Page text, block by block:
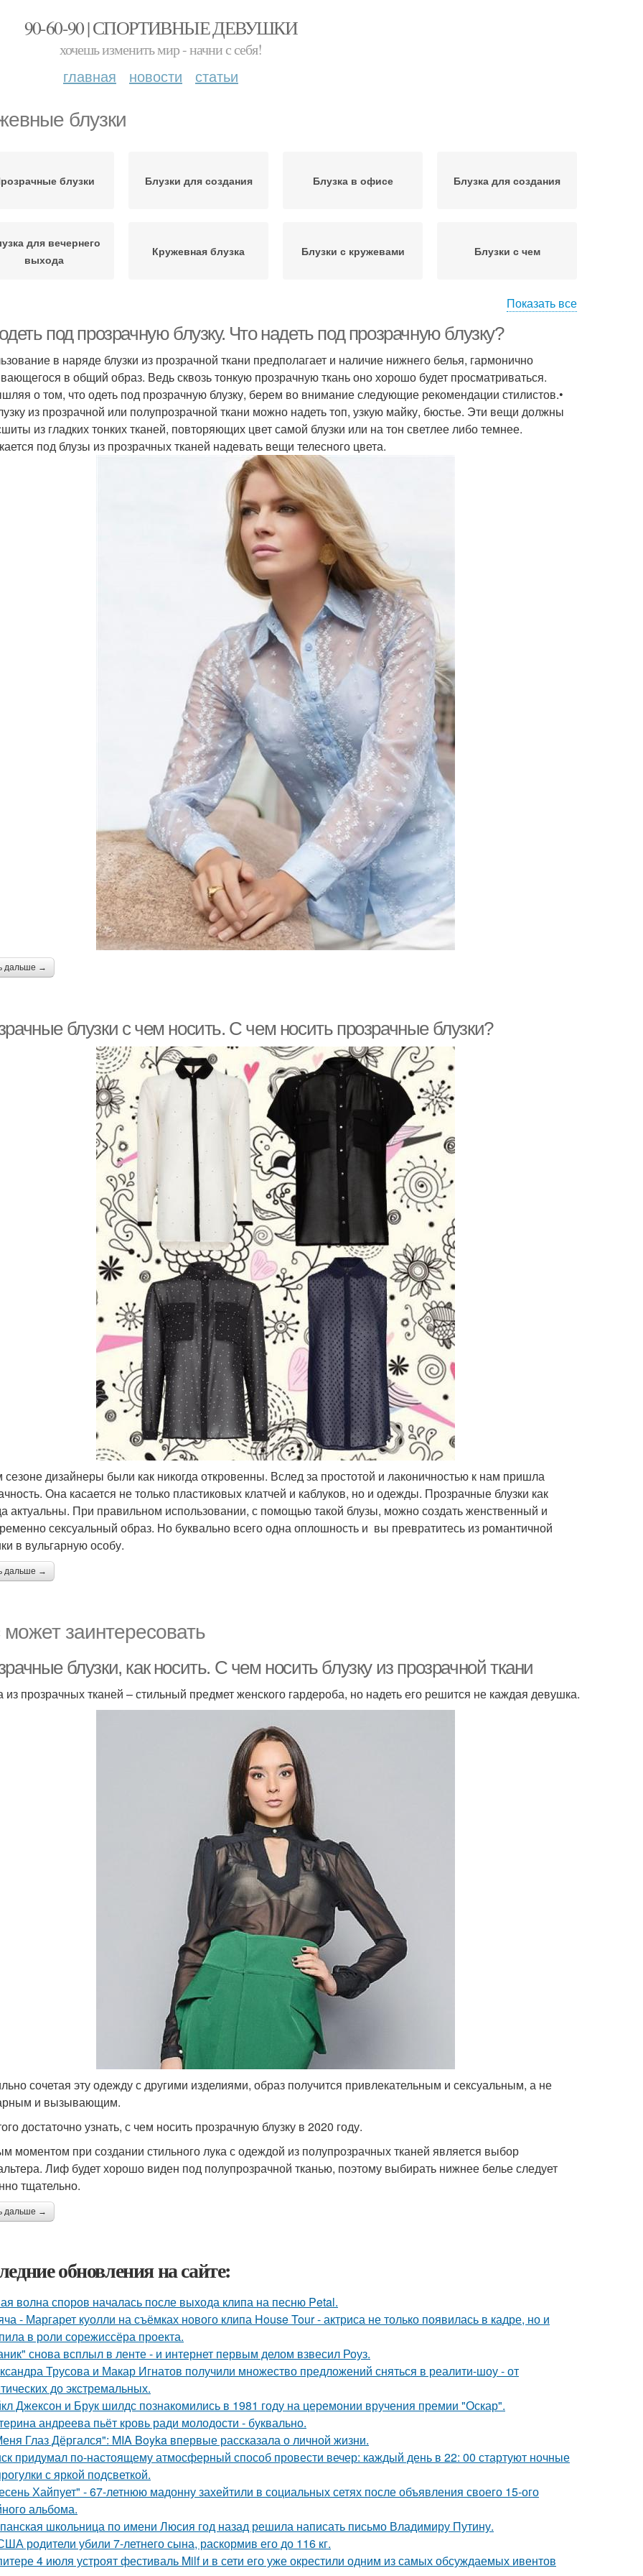
90-60-90 | СПОРТИВНЫЕ ДЕВУШКИ
хочешь изменить мир - начни с себя!
главная новости статьи
блузки
блузки Блузки для создания Блузка в офисе Блузка для создания
для вечернего
выхода
Кружевная блузка Блузки с кружевами Блузки с чем
Показать все
под прозрачную блузку. Что надеть под прозрачную блузку?
в наряде блузки из прозрачной ткани предполагает и наличие нижнего белья, гармонично
в общий образ. Ведь сквозь тонкую прозрачную ткань оно хорошо будет просматриваться.
о том, что одеть под прозрачную блузку, берем во внимание следующие рекомендации стилистов.•
из прозрачной или полупрозрачной ткани можно надеть топ, узкую майку, бюстье. Эти вещи должны
из гладких тонких тканей, повторяющих цвет самой блузки или на тон светлее либо темнее.
под блузы из прозрачных тканей надевать вещи телесного цвета.
дальше →
блузки с чем носить. С чем носить прозрачные блузки?
сезоне дизайнеры были как никогда откровенны. Вслед за простотой и лаконичностью к нам пришла
Она касается не только пластиковых клатчей и каблуков, но и одежды. Прозрачные блузки как
актуальны. При правильном использовании, с помощью такой блузы, можно создать женственный и
сексуальный образ. Но буквально всего одна оплошность и вы превратитесь из романтичной
в вульгарную особу.
дальше →
заинтересовать
блузки, как носить. С чем носить блузку из прозрачной ткани
из прозрачных тканей – стильный предмет женского гардероба, но надеть его решится не каждая девушка.
сочетая эту одежду с другими изделиями, образ получится привлекательным и сексуальным, а не
и вызывающим.
достаточно узнать, с чем носить прозрачную блузку в 2020 году.
моментом при создании стильного лука с одеждой из полупрозрачных тканей является выбор
Лиф будет хорошо виден под полупрозрачной тканью, поэтому выбирать нижнее белье следует
тщательно.
дальше →
обновления на сайте:
волна споров началась после выхода клипа на песню Petal.
- Маргарет куолли на съёмках нового клипа House Tour - актриса не только появилась в кадре, но и
в роли сорежиссёра проекта.
снова всплыл в ленте - и интернет первым делом взвесил Роуз.
Трусова и Макар Игнатов получили множество предложений сняться в реалити-шоу - от
до экстремальных.
Джексон и Брук шилдс познакомились в 1981 году на церемонии вручения премии "Оскар".
андреева пьёт кровь ради молодости - буквально.
Глаз Дёргался": MIA Boyka впервые рассказала о личной жизни.
придумал по-настоящему атмосферный способ провести вечер: каждый день в 22: 00 стартуют ночные
с яркой подсветкой.
Хайпует" - 67-летнюю мадонну захейтили в социальных сетях после объявления своего 15-ого
альбома.
школьница по имени Люсия год назад решила написать письмо Владимиру Путину.
родители убили 7-летнего сына, раскормив его до 116 кг.
4 июля устроят фестиваль Milf и в сети его уже окрестили одним из самых обсуждаемых ивентов